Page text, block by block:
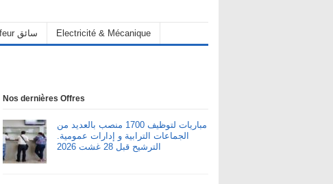
Chauffeur سائق Electricité & Mécanique
Nos dernières Offres
مباريات لتوظيف 1700 منصب بالعديد من
الجماعات الترابية و إدارات عمومية.
الترشيح قبل 28 غشت 2026